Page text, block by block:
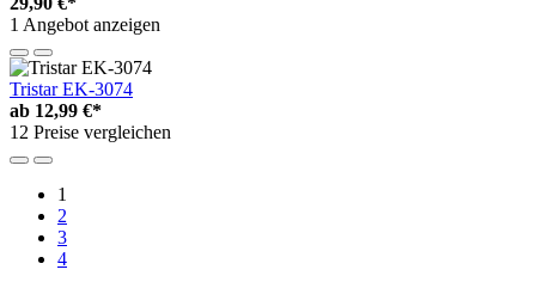
1 Angebot anzeigen
Tristar EK-3074
ab 12,99 €*
12 Preise vergleichen
1
2
3
4